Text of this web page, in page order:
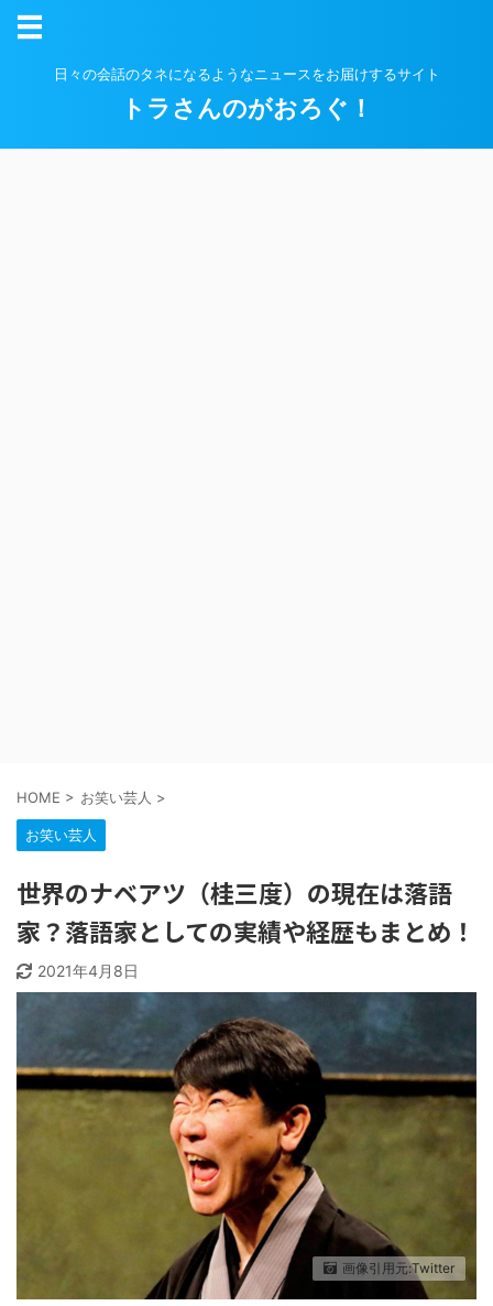
日々の会話のタネになるようなニュースをお届けするサイト
トラさんのがおろぐ！
HOME > お笑い芸人 >
お笑い芸人
世界のナベアツ（桂三度）の現在は落語
家？落語家としての実績や経歴もまとめ！
2021年4月8日
画像引用元:Twitter